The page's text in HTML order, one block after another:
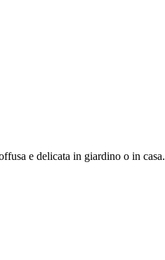
e delicata in giardino o in casa.